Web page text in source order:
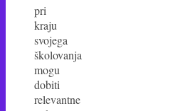
pri
kraju
svojega
školovanja
mogu
dobiti
relevantne